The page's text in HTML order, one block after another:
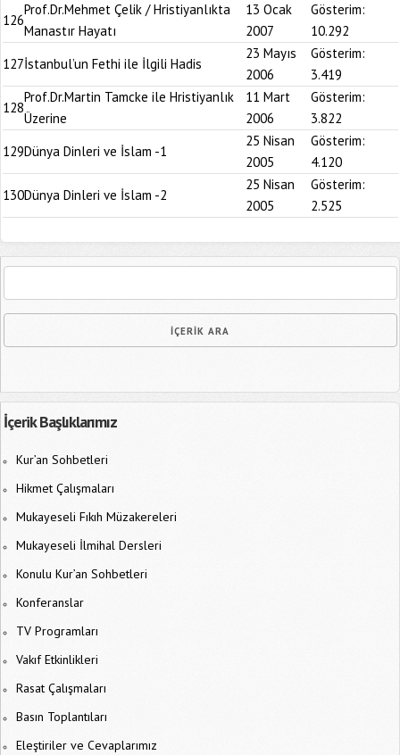
126
Prof.Dr.Mehmet Çelik / Hristiyanlıkta
Manastır Hayatı
13 Ocak
2007
Gösterim:
10.292
127İstanbul’un Fethi ile İlgili Hadis
23 Mayıs
2006
Gösterim:
3.419
128
Prof.Dr.Martin Tamcke ile Hristiyanlık
Üzerine
11 Mart
2006
Gösterim:
3.822
129Dünya Dinleri ve İslam -1
25 Nisan
2005
Gösterim:
4.120
130Dünya Dinleri ve İslam -2
25 Nisan
2005
Gösterim:
2.525
İçerik Başlıklarımız
Kur’an Sohbetleri
Hikmet Çalışmaları
Mukayeseli Fıkıh Müzakereleri
Mukayeseli İlmihal Dersleri
Konulu Kur’an Sohbetleri
Konferanslar
TV Programları
Vakıf Etkinlikleri
Rasat Çalışmaları
Basın Toplantıları
Eleştiriler ve Cevaplarımız